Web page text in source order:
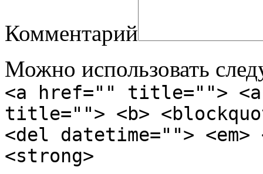
Комментарий
Можно использовать
<a href="" title="">
title=""> <b>
<del datetime="">
<strong>